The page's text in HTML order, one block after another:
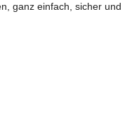
ganz einfach, sicher und